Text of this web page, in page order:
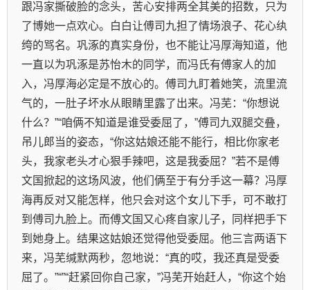
跟冯家撕破脸的念头，苦心安排两全其美的招数，只为
了博她一点欢心。白白让傅司九担了情场浪子、花心纨
绔的骂名。巩涿的真实身份，也不能让冯厚海知道，他
一直以为巩涿是苏怡木的同学，而冯氏有傅家人的加
入，冯厚海必定是不放心的。傅司九盯着她笑，流里流
气的，一肚子坏水从眼睛里露了出来。冯芜：“你想说
什么？”“咱俩不知道是谁受委屈了，”傅司九双腿交叠，
吊儿郎当的姿态，“你这姑娘还能不能行，相比你家老
头，我家老头才心狠手辣吧，这是我委屈？”若不是傅
文国掀起的这场风波，他们俩至于有分手这一幕？冯厚
海再反对又能怎样，他只会对这个女儿下手，可不敢打
到傅司九脸上。而傅文国又心疼自家儿子，同样把手下
到她身上。结果这姑娘还觉得他受委屈。他三言两语下
来，冯芜缄默两秒，忽地说：“真的哎，我还真是受委
屈了。”“”“赶紧回你自己家，”冯芜开始赶人，“你这个始